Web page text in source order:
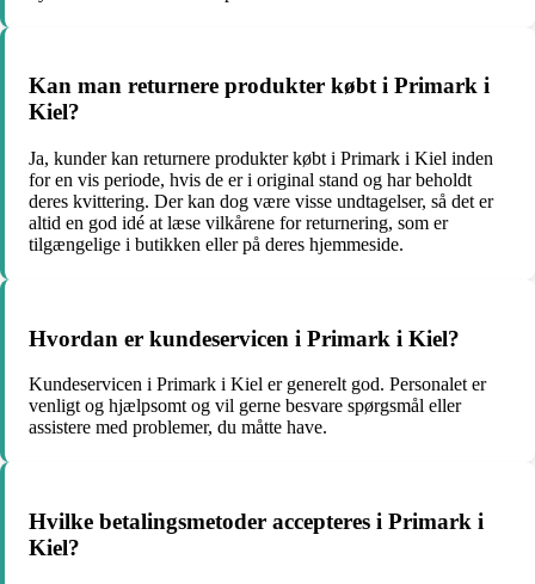
Kan man returnere produkter købt i Primark i
Kiel?
Ja, kunder kan returnere produkter købt i Primark i Kiel inden
for en vis periode, hvis de er i original stand og har beholdt
deres kvittering. Der kan dog være visse undtagelser, så det er
altid en god idé at læse vilkårene for returnering, som er
tilgængelige i butikken eller på deres hjemmeside.
Hvordan er kundeservicen i Primark i Kiel?
Kundeservicen i Primark i Kiel er generelt god. Personalet er
venligt og hjælpsomt og vil gerne besvare spørgsmål eller
assistere med problemer, du måtte have.
Hvilke betalingsmetoder accepteres i Primark i
Kiel?